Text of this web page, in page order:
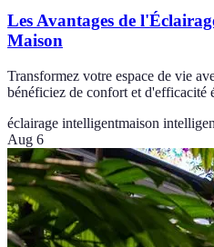
Les Avantages de
Maison
Transformez votre espace de vie
bénéficiez de confort et d'efficacité
éclairage intelligentmaison
Aug 6